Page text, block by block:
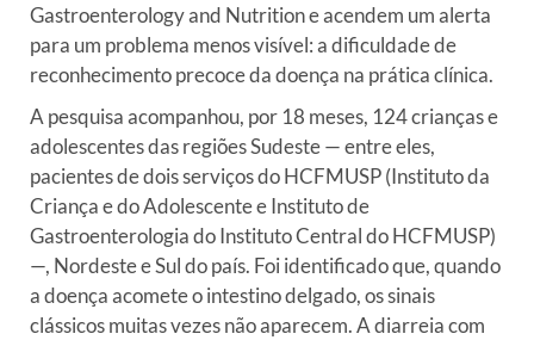
Gastroenterology and Nutritione acendem um alerta
para um problema menos visível: a dificuldade de
reconhecimento precoce da doença na prática clínica.
A pesquisa acompanhou, por 18 meses, 124 crianças e
adolescentes dasregiões Sudeste — entre eles,
pacientes de dois serviços do HCFMUSP(Instituto da
Criança e do Adolescente e Instituto de
Gastroenterologiado Instituto Central do HCFMUSP)
—, Nordeste e Sul do país. Foiidentificado que, quando
a doença acomete o intestino delgado, ossinais
clássicos muitas vezes não aparecem. A diarreia com